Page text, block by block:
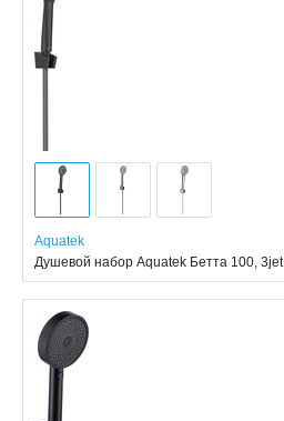
Aquatek
Душевой набор Aquatek Бетта 100, 3jet